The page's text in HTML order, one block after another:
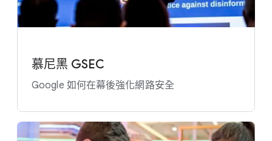
慕尼黑 GSEC
Google 如何​在​幕後​強化​網路​安全